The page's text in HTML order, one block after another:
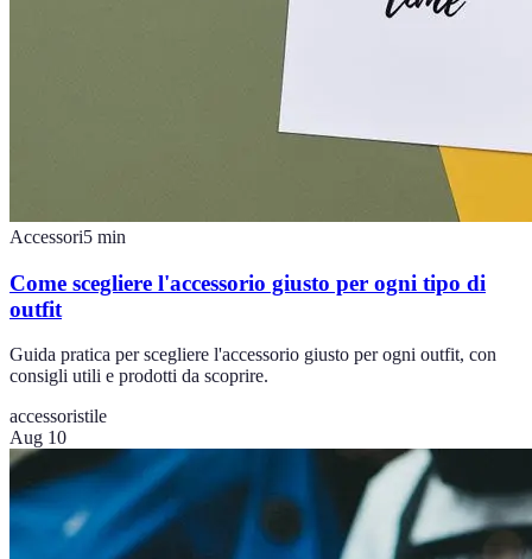
Accessori5 min
Come scegliere l'accessorio giusto per ogni tipo di
outfit
Guida pratica per scegliere l'accessorio giusto per ogni outfit, con
consigli utili e prodotti da scoprire.
accessoristile
Aug 10